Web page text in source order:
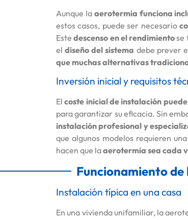
Aunque la aerotermia funciona
estos casos, puede ser necesario
Estedescenso en el rendimientose
eldiseño del sistema debe prever
que muchas alternativas
Inversión inicial y requisitos
Elcoste inicial de instalación
para garantizar su eficacia. Sin
instalación profesional y
que algunos modelos requieren una
hacen que laaerotermia sea cada
Funcionamiento
Instalación típica en una casa
En una vivienda unifamiliar, la